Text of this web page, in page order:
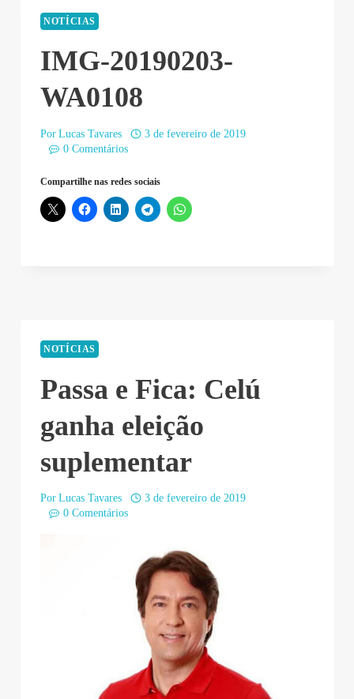
NOTÍCIAS
IMG-20190203-
WA0108
Por Lucas Tavares
3 de fevereiro de 2019
0 Comentários
Compartilhe nas redes sociais
NOTÍCIAS
Passa e Fica: Celú
ganha eleição
suplementar
Por Lucas Tavares
3 de fevereiro de 2019
0 Comentários